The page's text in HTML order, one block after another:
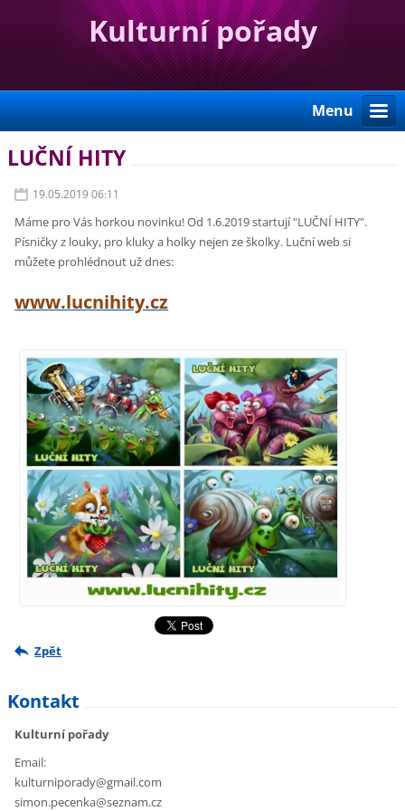
Kulturní pořady
Menu
LUČNÍ HITY
19.05.2019 06:11
Máme pro Vás horkou novinku! Od 1.6.2019 startují "LUČNÍ HITY".
Písničky z louky, pro kluky a holky nejen ze školky. Luční web si
můžete prohlédnout už dnes:
www.lucnihity.cz
Zpět
Kontakt
Kulturní pořady
Email:
kulturniporady@gmail.com
simon.pecenka@seznam.cz